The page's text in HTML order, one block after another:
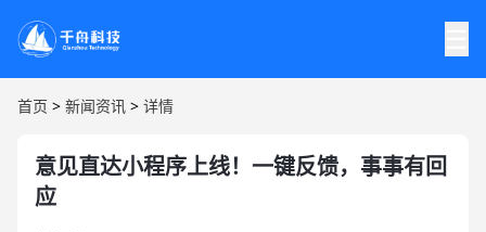
首页 > 新闻资讯 > 详情
意见直达小程序上线！一键反馈，事事有回
应